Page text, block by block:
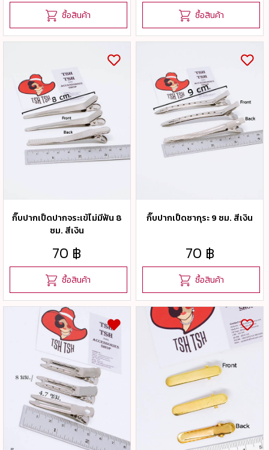
ซื้อสินค้า ซื้อสินค้า
กิ๊บปากเป็ดปากจระเข้ไม่มีฟัน 8
ซม. สีเงิน
70 ฿
ซื้อสินค้า
กิ๊บปากเป็ดซากุระ 9 ซม. สีเงิน
70 ฿
ซื้อสินค้า